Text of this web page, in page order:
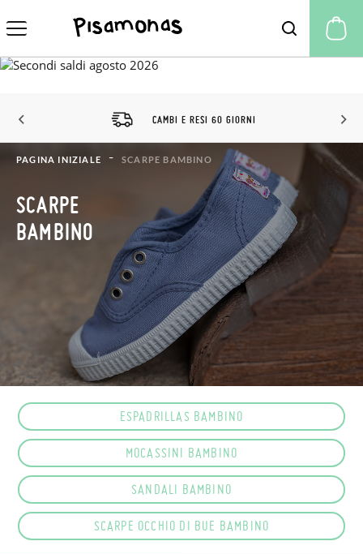
CAMBI E RESI 60 GIORNI
PAGINA INIZIALE SCARPE BAMBINO
SCARPE
BAMBINO
ESPADRILLAS BAMBINO
MOCASSINI BAMBINO
SANDALI BAMBINO
SCARPE OCCHIO DI BUE BAMBINO